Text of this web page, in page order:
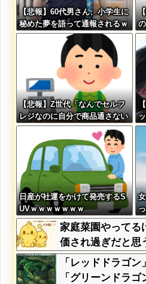
【悲報】60代男さん、小学生に
秘めた夢を語って通報されるｗ
ｗｗｗｗｗｗ
【悲報】Z世代「なんでセルフ
レジなのに自分で商品通さない
といけないんだ」
日産が社運をかけて発売するS
UVｗｗｗｗｗｗｗ
家庭菜園やってる
価され過ぎだと思
「レッドドラゴ
「グリーンドラ